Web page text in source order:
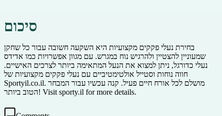
סיכום
בחירת נעלי פקקים מקצועיות היא השקעה חשובה עבור כל שחקן
שמעוניין להצטיין ולהרגיש נוח במגרש. עם מגוון אפשרויות כמו אדידס
נעלי כדורגל, ניתן למצוא את הנעל המתאימה ביותר לצרכים האישיים.
חווה נוחות וסטייל אולטימטיביים עם נעלי פקקים מקצועיות של
Sportyil.co.il. מושלם לכל אורח חיים פעיל. קנה עכשיו עבור המבחר
הטוב ביותר! Visit sporty.il for more details.